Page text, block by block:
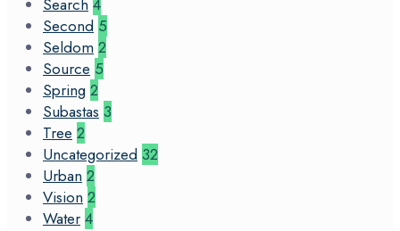
Search 4
Second 5
Seldom 2
Source 5
Spring 2
Subastas 3
Tree 2
Uncategorized 32
Urban 2
Vision 2
Water 4